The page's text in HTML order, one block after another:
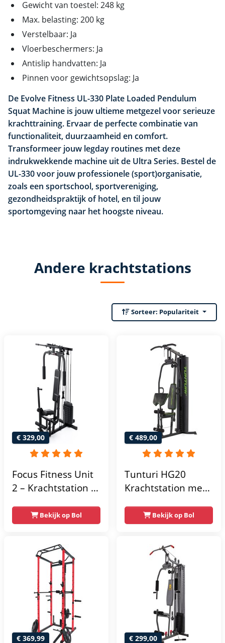
Gewicht van toestel: 248 kg
Max. belasting: 200 kg
Verstelbaar: Ja
Vloerbeschermers: Ja
Antislip handvatten: Ja
Pinnen voor gewichtsopslag: Ja
De Evolve Fitness UL-330 Plate Loaded Pendulum
Squat Machine is jouw ultieme metgezel voor serieuze
krachttraining. Ervaar de perfecte combinatie van
functionaliteit, duurzaamheid en comfort.
Transformeer jouw legday routines met deze
indrukwekkende machine uit de Ultra Series. Bestel de
UL-330 voor jouw professionele (sport)organisatie,
zoals een sportschool, sportvereniging,
gezondheidspraktijk of hotel, en til jouw
sportomgeving naar het hoogste niveau.
Andere krachtstations
Sorteer: Populariteit
€ 329,00
Focus Fitness Unit
2 – Krachtstation –
– Lat Pulley
Bekijk op Bol
€ 489,00
Tunturi HG20
Krachtstation met
Compacte home
gym met lat pulley
krachtstation voor
thuis - Compact en
multifunctioneel -
Incl. gratis fitness
Bekijk op Bol
€ 369,99 € 299,00